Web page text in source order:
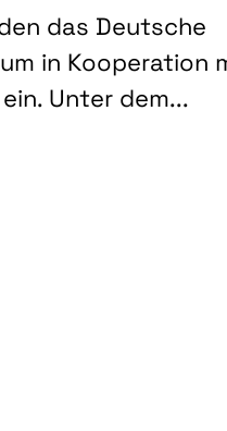
das Deutsche
in Kooperation
Unter dem...